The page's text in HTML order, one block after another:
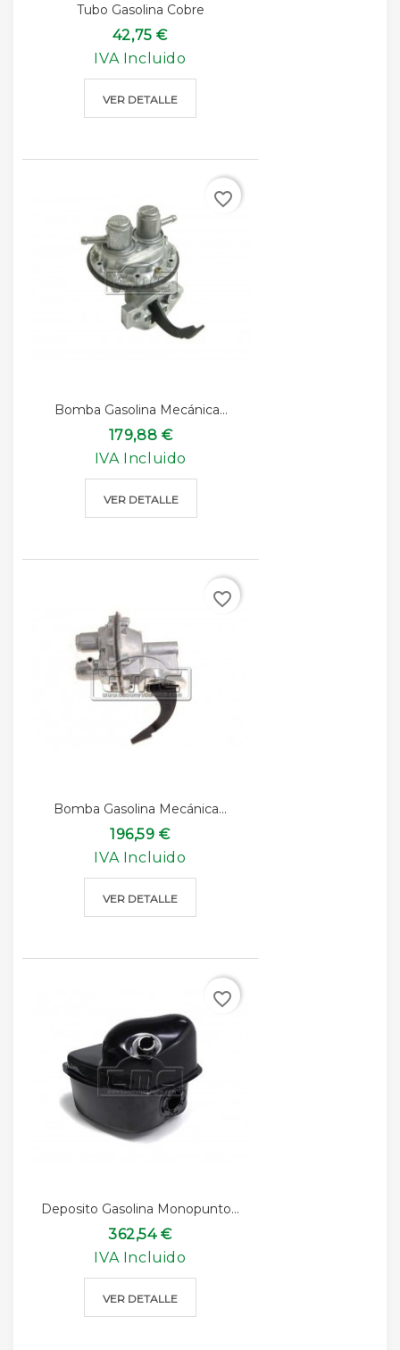
Tubo Gasolina Cobre
42,75 €
IVA Incluido
VER DETALLE
Bomba Gasolina Mecánica...
179,88 €
IVA Incluido
VER DETALLE
favorite_border
Bomba Gasolina Mecánica...
196,59 €
IVA Incluido
VER DETALLE
favorite_border
Deposito Gasolina Monopunto...
362,54 €
IVA Incluido
VER DETALLE
favorite_border